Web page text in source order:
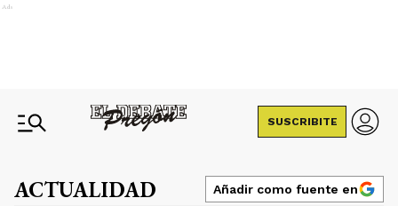
Ads
SUSCRIBITE
ACTUALIDAD Añadir como fuente en